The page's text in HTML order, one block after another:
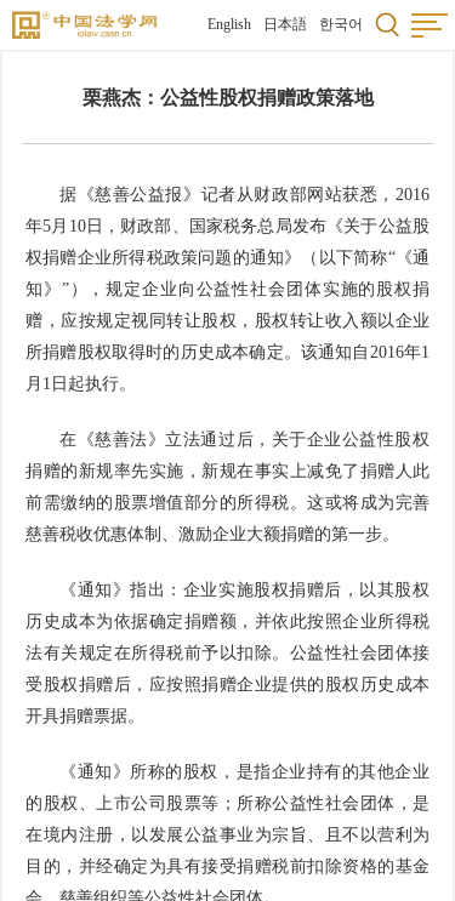
English 日本語 한국어
栗燕杰：公益性股权捐赠政策落地
据《慈善公益报》记者从财政部网站获悉，2016
年5月10日，财政部、国家税务总局发布《关于公益股
权捐赠企业所得税政策问题的通知》（以下简称“《通
知》”），规定企业向公益性社会团体实施的股权捐
赠，应按规定视同转让股权，股权转让收入额以企业
所捐赠股权取得时的历史成本确定。该通知自2016年1
月1日起执行。
在《慈善法》立法通过后，关于企业公益性股权
捐赠的新规率先实施，新规在事实上减免了捐赠人此
前需缴纳的股票增值部分的所得税。这或将成为完善
慈善税收优惠体制、激励企业大额捐赠的第一步。
《通知》指出：企业实施股权捐赠后，以其股权
历史成本为依据确定捐赠额，并依此按照企业所得税
法有关规定在所得税前予以扣除。公益性社会团体接
受股权捐赠后，应按照捐赠企业提供的股权历史成本
开具捐赠票据。
《通知》所称的股权，是指企业持有的其他企业
的股权、上市公司股票等；所称公益性社会团体，是
在境内注册，以发展公益事业为宗旨、且不以营利为
目的，并经确定为具有接受捐赠税前扣除资格的基金